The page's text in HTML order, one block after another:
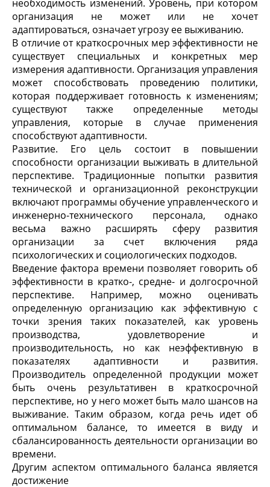
необходимость изменений. Уровень, при котором
организация не может или не хочет
адаптироваться, означает угрозу ее выживанию.
В отличие от краткосрочных мер эффективности не
существует специальных и конкретных мер
измерения адаптивности. Организация управления
может способствовать проведению политики,
которая поддерживает готовность к изменениям;
существуют также определенные методы
управления, которые в случае применения
способствуют адаптивности.
Развитие. Его цель состоит в повышении
способности организации выживать в длительной
перспективе. Традиционные попытки развития
технической и организационной реконструкции
включают программы обучение управленческого и
инженерно-технического персонала, однако
весьма важно расширять сферу развития
организации за счет включения ряда
психологических и социологических подходов.
Введение фактора времени позволяет говорить об
эффективности в кратко-, средне- и долгосрочной
перспективе. Например, можно оценивать
определенную организацию как эффективную с
точки зрения таких показателей, как уровень
производства, удовлетворение и
производительность, но как неэффективную в
показателях адаптивности и развития.
Производитель определенной продукции может
быть очень результативен в краткосрочной
перспективе, но у него может быть мало шансов на
выживание. Таким образом, когда речь идет об
оптимальном балансе, то имеется в виду и
сбалансированность деятельности организации во
времени.
Другим аспектом оптимального баланса является
достижение